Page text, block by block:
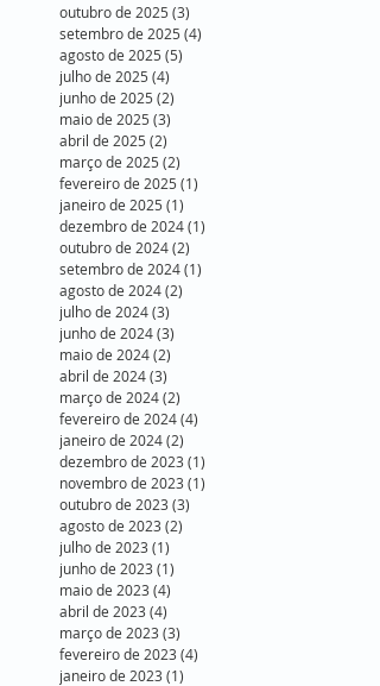
outubro de 2025 (3)
setembro de 2025 (4)
agosto de 2025 (5)
julho de 2025 (4)
junho de 2025 (2)
maio de 2025 (3)
abril de 2025 (2)
março de 2025 (2)
fevereiro de 2025 (1)
janeiro de 2025 (1)
dezembro de 2024(1)
outubro de 2024(2)
setembro de 2024(1)
agosto de 2024(2)
julho de 2024(3)
junho de 2024(3)
maio de 2024(2)
abril de 2024(3)
março de 2024(2)
fevereiro de 2024(4)
janeiro de 2024(2)
dezembro de 2023 (1)
novembro de 2023 (1)
outubro de 2023 (3)
agosto de 2023 (2)
julho de 2023 (1)
junho de 2023 (1)
maio de 2023 (4)
abril de 2023 (4)
março de 2023 (3)
fevereiro de 2023 (4)
janeiro de 2023 (1)